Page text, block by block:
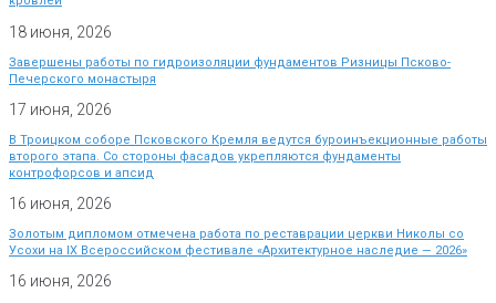
18 июня, 2026
Завершены работы по гидроизоляции фундаментов Ризницы Псково-
Печерского монастыря
17 июня, 2026
В Троицком соборе Псковского Кремля ведутся буроинъекционные работы
второго этапа. Со стороны фасадов укрепляются фундаменты
контрофорсов и апсид
16 июня, 2026
Золотым дипломом отмечена работа по реставрации церкви Николы со
Усохи на IX Всероссийском фестивале «Архитектурное наследие — 2026»
16 июня, 2026